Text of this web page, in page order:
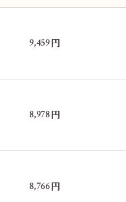
9,459円
8,978円
8,766円